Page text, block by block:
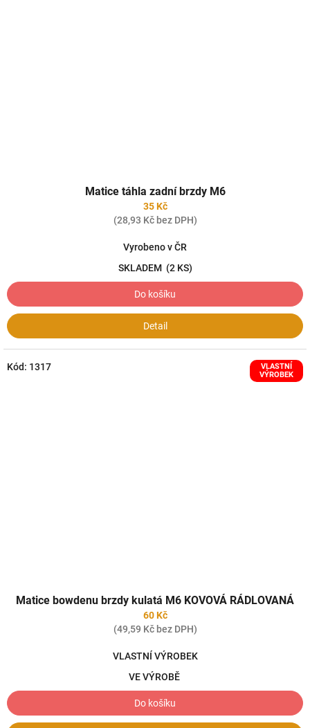
Matice táhla zadní brzdy M6
35 Kč
(28,93 Kč bez DPH)
Vyrobeno v ČR
SKLADEM (2 KS)
Do košíku
Detail
VLASTNÍ
VÝROBEK
Matice bowdenu brzdy kulatá M6 KOVOVÁ RÁDLOVANÁ
60 Kč
(49,59 Kč bez DPH)
VLASTNÍ VÝROBEK
VE VÝROBĚ
Do košíku
Kód: 1317